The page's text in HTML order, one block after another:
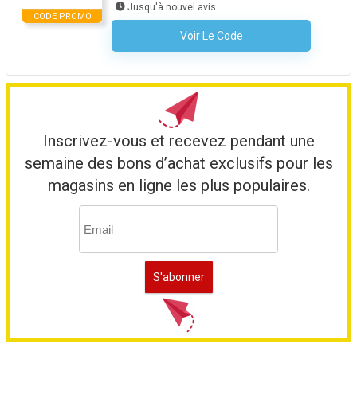
CODE PROMO
Jusqu'à nouvel avis
Voir Le Code
Aucun Code N'est Nécessaire
Inscrivez-vous et recevez pendant une
semaine des bons d’achat exclusifs pour les
magasins en ligne les plus populaires.